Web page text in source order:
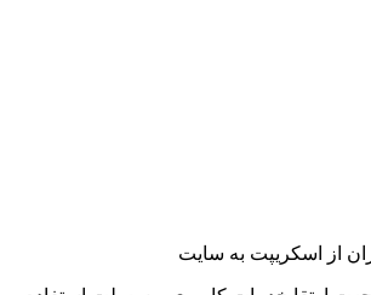
از اسکریپت به سایت